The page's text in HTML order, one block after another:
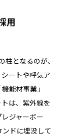
用
となるのが、
ートや呼気ア
能材事業」
は、紫外線を
ジャーボー
ドに埋没して